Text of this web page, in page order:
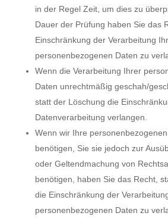
in der Regel Zeit, um dies zu
Dauer der Prüfung haben Sie das
Einschränkung der Verarbeitung
personenbezogenen Daten zu
Wenn die Verarbeitung Ihrer
Daten unrechtmäßig geschah/
statt der Löschung die
Datenverarbeitung verlangen.
Wenn wir Ihre
benötigen, Sie sie jedoch zur
oder Geltendmachung von
benötigen, haben Sie das Recht,
die Einschränkung der
personenbezogenen Daten zu